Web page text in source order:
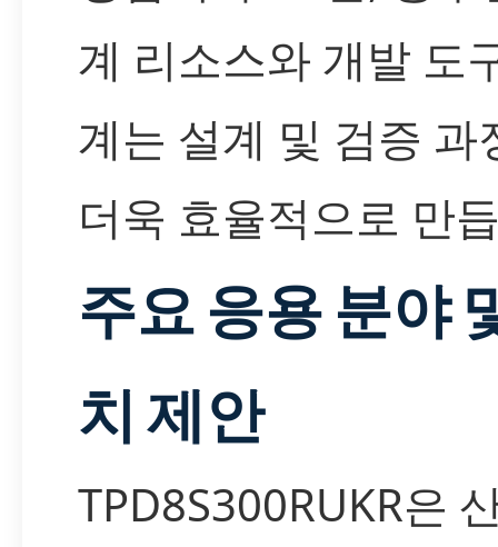
계 리소스와 개발 도
계는 설계 및 검증 과
더욱 효율적으로 만
주요 응용 분야
치 제안
TPD8S300RUKR은